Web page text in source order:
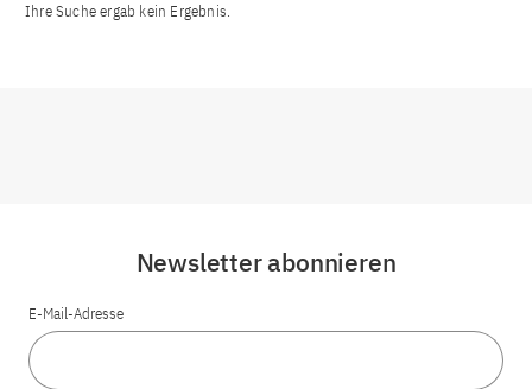
Ihre Suche ergab kein Ergebnis.
Newsletter abonnieren
E-Mail-Adresse